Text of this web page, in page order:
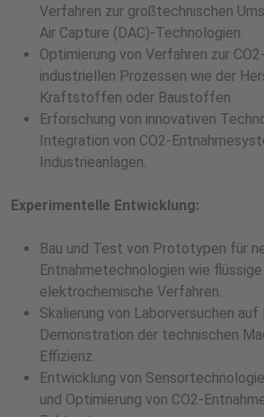
Verfahren zur großtechnischen
Air Capture (DAC)-Technologien.
Optimierung von Verfahren zur
industriellen Prozessen wie der
Kraftstoffen oder Baustoffen.
Erforschung von innovativen
Integration von CO2-
Industrieanlagen.
Experimentelle Entwicklung:
Bau und Test von Prototypen für
Entnahmetechnologien wie
elektrochemische Verfahren.
Skalierung von Laborversuchen
Demonstration der technischen
Effizienz.
Entwicklung von
und Optimierung von CO2-